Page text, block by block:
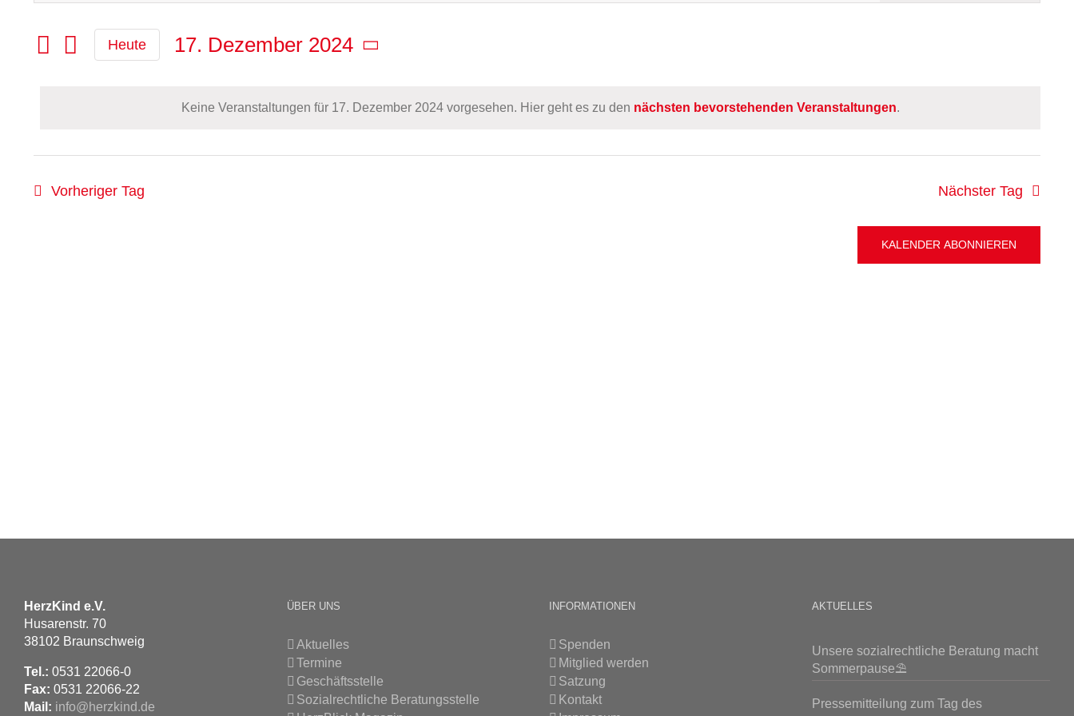
Dezember
Hinweis
Keine Veranstaltungen für 17. Dezember 2024 vorgesehen. Hier geht es zu den nächsten bevorstehenden Veranstaltungen.
und
Schlüsselwort.
Suche
Heute
17. Dezember 2024
Vorheriger Tag Nächster Tag
KALENDER ABONNIEREN
HerzKind e.V.
Husarenstr. 70
38102 Braunschweig
Tel.: 0531 22066-0
Fax: 0531 22066-22
Mail: info@herzkind.de
ÜBER UNS
Aktuelles
Termine
Geschäftsstelle
Sozialrechtliche Beratungsstelle
INFORMATIONEN
Spenden
Mitglied werden
Satzung
Kontakt
AKTUELLES
Unsere sozialrechtliche Beratung macht
Sommerpause⛱️
Pressemitteilung zum Tag des